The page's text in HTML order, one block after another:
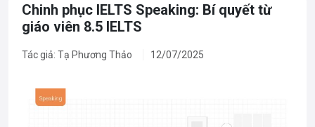
Chinh phục IELTS Speaking: Bí quyết từ
giáo viên 8.5 IELTS
Tác giả: Tạ Phương Thảo 12/07/2025